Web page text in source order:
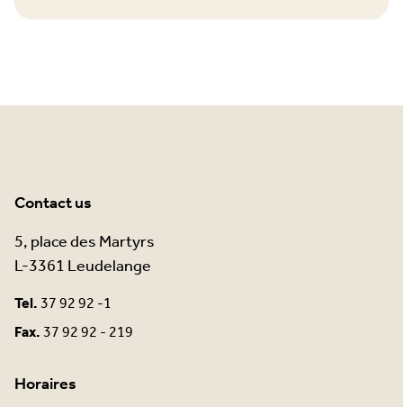
Contact us
5, place des Martyrs
L-3361 Leudelange
Tel.37 92 92 -1
Fax.37 92 92 - 219
Horaires